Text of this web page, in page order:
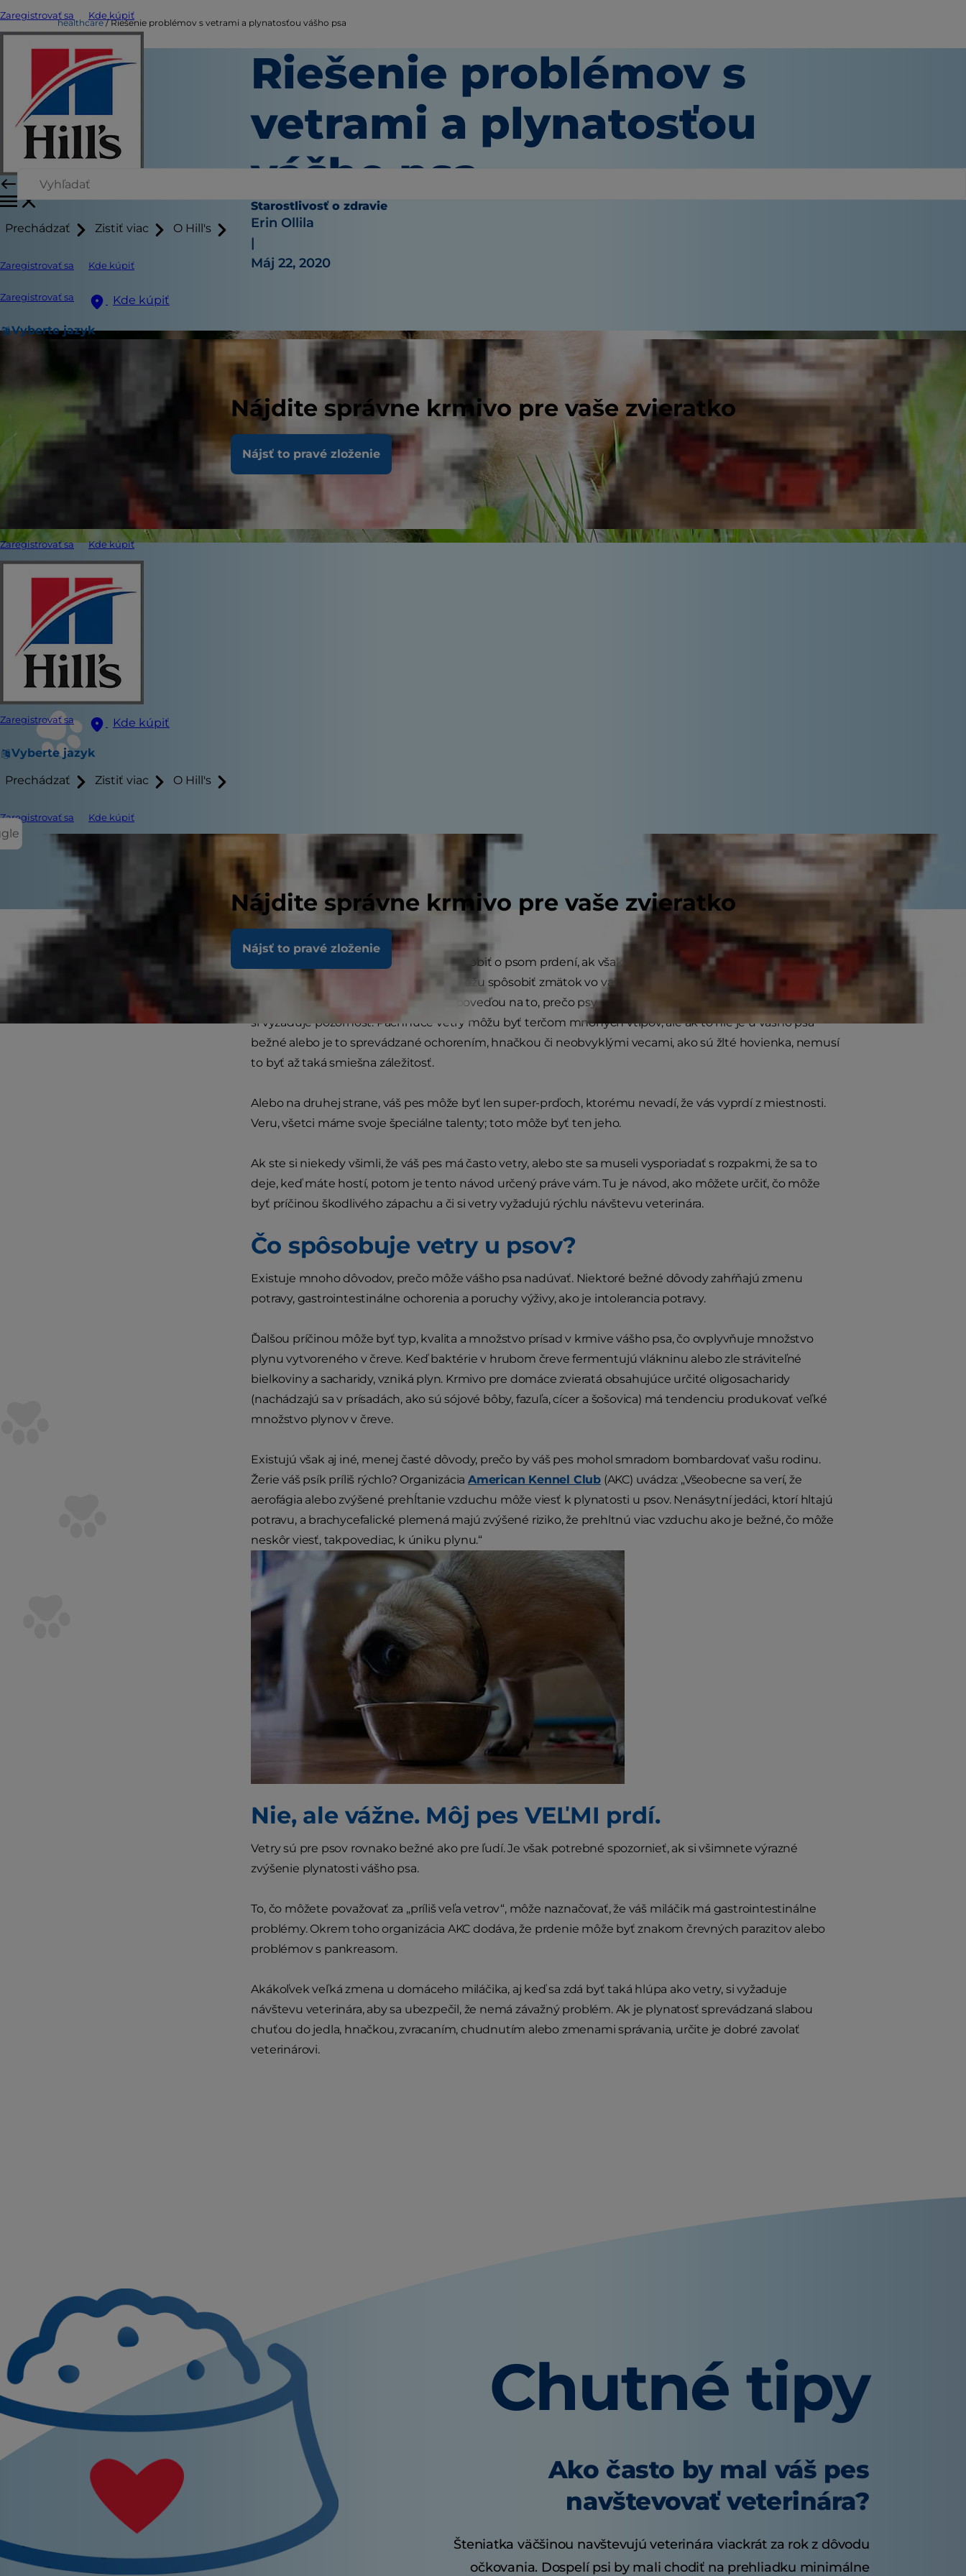
Zaregistrovať sa Kde kúpiť
Prechádzať Zistiť viac O Hill's
Zaregistrovať sa Kde kúpiť
Zaregistrovať sa Kde kúpiť
Vyberte jazyk
Nájdite správne krmivo pre vaše zvieratko
Nájsť to pravé zloženie
Zaregistrovať sa Kde kúpiť
Zaregistrovať sa Kde kúpiť
Vyberte jazyk
Prechádzať Zistiť viac O Hill's
Zaregistrovať sa Kde kúpiť
Nájdite správne krmivo pre vaše zvieratko
Nájsť to pravé zloženie
healthcare Riešenie problémov s vetrami a plynatosťou vášho psa
Riešenie problémov s
vetrami a plynatosťou
vášho psa
Starostlivosť o zdravie
Erin Ollila
|
Máj 22, 2020
Existuje milión vtípkov, ktoré sa dajú urobiť o psom prdení, ak však máte domáceho miláčika, ktorý má
nadmerné vetry, zápach alebo zvuk môžu spôsobiť zmätok vo vašom osobnom živote. Navyše,
v niektorých prípadoch môže byť odpoveďou na to, prečo psy vylučujú taký páchnuci plyn, že ich zdravie
si vyžaduje pozornosť. Páchnuce vetry môžu byť terčom mnohých vtipov, ale ak to nie je u vášho psa
bežné alebo je to sprevádzané ochorením, hnačkou či neobvyklými vecami, ako sú žlté hovienka, nemusí
to byť až taká smiešna záležitosť.
Alebo na druhej strane, váš pes môže byť len super-prďoch, ktorému nevadí, že vás vyprdí z miestnosti.
Veru, všetci máme svoje špeciálne talenty; toto môže byť ten jeho.
Ak ste si niekedy všimli, že váš pes má často vetry, alebo ste sa museli vysporiadať s rozpakmi, že sa to
deje, keď máte hostí, potom je tento návod určený práve vám. Tu je návod, ako môžete určiť, čo môže
byť príčinou škodlivého zápachu a či si vetry vyžadujú rýchlu návštevu veterinára.
Čo spôsobuje vetry u psov?
Existuje mnoho dôvodov, prečo môže vášho psa nadúvať. Niektoré bežné dôvody zahŕňajú zmenu
potravy, gastrointestinálne ochorenia a poruchy výživy, ako je intolerancia potravy.
Ďalšou príčinou môže byť typ, kvalita a množstvo prísad v krmive vášho psa, čo ovplyvňuje množstvo
plynu vytvoreného v čreve. Keď baktérie v hrubom čreve fermentujú vlákninu alebo zle stráviteľné
bielkoviny a sacharidy, vzniká plyn. Krmivo pre domáce zvieratá obsahujúce určité oligosacharidy
(nachádzajú sa v prísadách, ako sú sójové bôby, fazuľa, cícer a šošovica) má tendenciu produkovať veľké
množstvo plynov v čreve.
Existujú však aj iné, menej časté dôvody, prečo by váš pes mohol smradom bombardovať vašu rodinu.
Žerie váš psík príliš rýchlo? OrganizáciaAmerican Kennel Club (AKC) uvádza: „Všeobecne sa verí, že
aerofágia alebo zvýšené prehĺtanie vzduchu môže viesť k plynatosti u psov. Nenásytní jedáci, ktorí hltajú
potravu, a brachycefalické plemená majú zvýšené riziko, že prehltnú viac vzduchu ako je bežné, čo môže
neskôr viesť, takpovediac, k úniku plynu.“
Nie, ale vážne. Môj pes VEĽMI prdí.
Vetry sú pre psov rovnako bežné ako pre ľudí. Je však potrebné spozornieť, ak si všimnete výrazné
zvýšenie plynatosti vášho psa.
To, čo môžete považovať za „príliš veľa vetrov“, môže naznačovať, že váš miláčik má gastrointestinálne
problémy. Okrem toho organizácia AKC dodáva, že prdenie môže byť znakom črevných parazitov alebo
problémov s pankreasom.
Akákoľvek veľká zmena u domáceho miláčika, aj keď sa zdá byť taká hlúpa ako vetry, si vyžaduje
návštevu veterinára, aby sa ubezpečil, že nemá závažný problém. Ak je plynatosť sprevádzaná slabou
chuťou do jedla, hnačkou, zvracaním, chudnutím alebo zmenami správania, určite je dobré zavolať
veterinárovi.
Chutné tipy
Ako často by mal váš pes
navštevovať veterinára?
Šteniatka väčšinou navštevujú veterinára viackrát za rok z dôvodu
očkovania. Dospelí psi by mali chodiť na prehliadku minimálne